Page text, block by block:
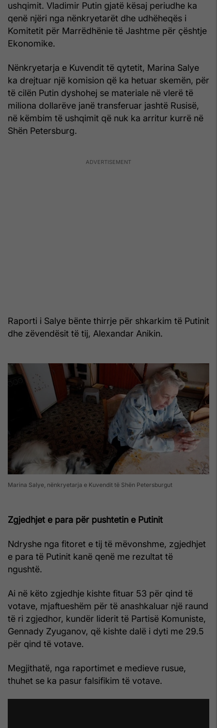
ushqimit. Vladimir Putin gjatë kësaj periudhe ka
qenë njëri nga nënkryetarët dhe udhëheqës i
Komitetit për Marrëdhënie të Jashtme për çështje
Ekonomike.
Nënkryetarja e Kuvendit të qytetit, Marina Salye
ka drejtuar një komision që ka hetuar skemën, për
të cilën Putin dyshohej se materiale në vlerë të
miliona dollarëve janë transferuar jashtë Rusisë,
në këmbim të ushqimit që nuk ka arritur kurrë në
Shën Petersburg.
Raporti i Salye bënte thirrje për shkarkim të Putinit
dhe zëvendësit të tij, Alexandar Anikin.
Marina Salye, nënkryetarja e Kuvendit të Shën Petersburgut
Zgjedhjet e para për pushtetin e Putinit
Ndryshe nga fitoret e tij të mëvonshme, zgjedhjet
e para të Putinit kanë qenë me rezultat të
ngushtë.
Ai në këto zgjedhje kishte fituar 53 për qind të
votave, mjaftueshëm për të anashkaluar një raund
të ri zgjedhor, kundër liderit të Partisë Komuniste,
Gennady Zyuganov, që kishte dalë i dyti me 29.5
për qind të votave.
Megjithatë, nga raportimet e medieve rusue,
thuhet se ka pasur falsifikim të votave.